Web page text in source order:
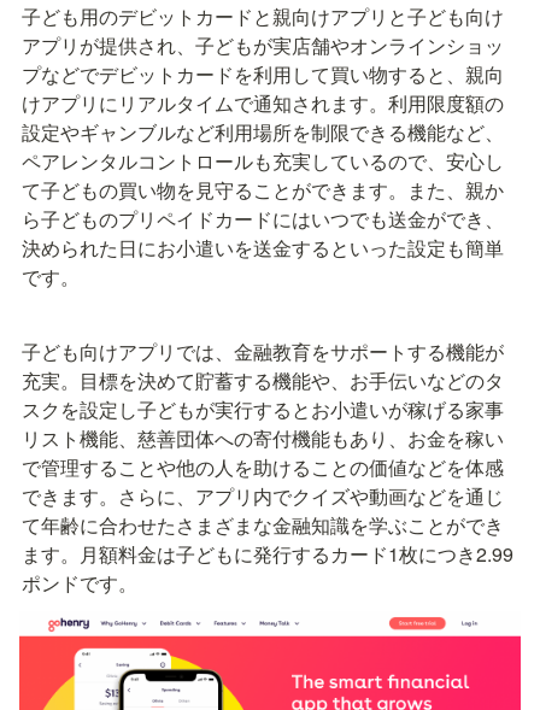
子ども用のデビットカードと親向けアプリと子ども向け
アプリが提供され、子どもが実店舗やオンラインショッ
プなどでデビットカードを利用して買い物すると、親向
けアプリにリアルタイムで通知されます。利用限度額の
設定やギャンブルなど利用場所を制限できる機能など、
ペアレンタルコントロールも充実しているので、安心し
て子どもの買い物を見守ることができます。また、親か
ら子どものプリペイドカードにはいつでも送金ができ、
決められた日にお小遣いを送金するといった設定も簡単
です。
子ども向けアプリでは、金融教育をサポートする機能が
充実。目標を決めて貯蓄する機能や、お手伝いなどのタ
スクを設定し子どもが実行するとお小遣いが稼げる家事
リスト機能、慈善団体への寄付機能もあり、お金を稼い
で管理することや他の人を助けることの価値などを体感
できます。さらに、アプリ内でクイズや動画などを通じ
て年齢に合わせたさまざまな金融知識を学ぶことができ
ます。月額料金は子どもに発行するカード1枚につき2.99
ポンドです。